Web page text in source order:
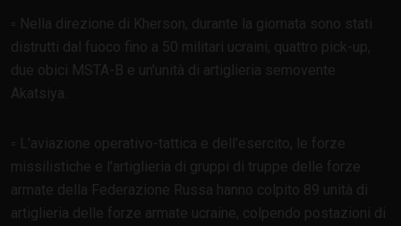
▫️ Nella direzione di Kherson, durante la giornata sono stati
distrutti dal fuoco fino a 50 militari ucraini, quattro pick-up,
due obici MSTA-B e un'unità di artiglieria semovente
Akatsiya.
▫️ L'aviazione operativo-tattica e dell'esercito, le forze
missilistiche e l'artiglieria di gruppi di truppe delle forze
armate della Federazione Russa hanno colpito 89 unità di
artiglieria delle forze armate ucraine, colpendo postazioni di